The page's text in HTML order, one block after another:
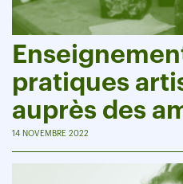
pratiques
auprès des
14 NOVEMBRE 2022